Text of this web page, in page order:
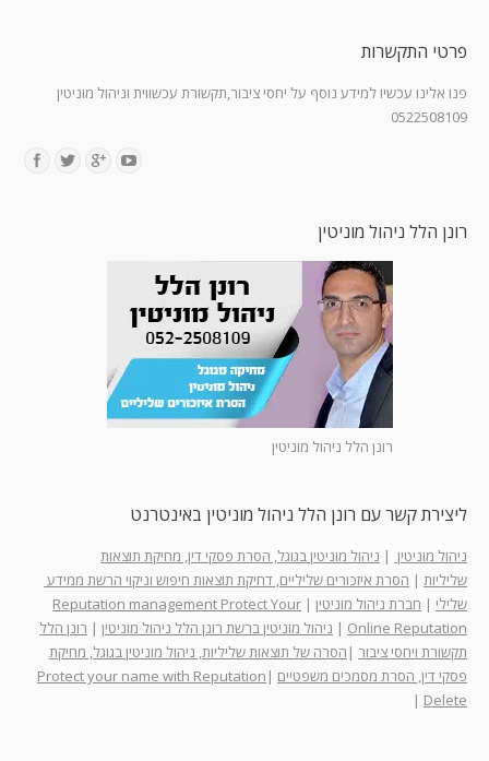
פרטי התקשרות
פנו אלינו עכשיו למידע נוסף על יחסי ציבור,תקשורת עכשווית וניהול מוניטין
0522508109
רונן הלל ניהול מוניטין
רונן הלל ניהול מוניטין
ליצירת קשר עם רונן הלל ניהול מוניטין באינטרנט
ניהול מוניטין | ניהול מוניטין בגוגל, הסרת פסקי דין, מחיקת תוצאות
שליליות | הסרת איזכורים שליליים, דחיקת תוצאות חיפוש וניקוי הרשת ממידע
שלילי | חברת ניהול מוניטין |
Reputation management Protect Your
Online Reputation
| ניהול מוניטין ברשת רונן הלל ניהול מוניטין | רונן הלל
תקשורת ויחסי ציבור | הסרה של תוצאות שליליות, ניהול מוניטין בגוגל, מחיקת
פסקי דין, הסרת מסמכים משפטיים |
Protect your name with Reputation
Delete
|